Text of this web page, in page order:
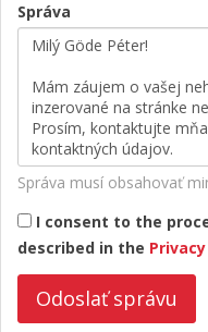
Správa
Správa musí obsahovať
I consent to the
described in the
Odoslať správu